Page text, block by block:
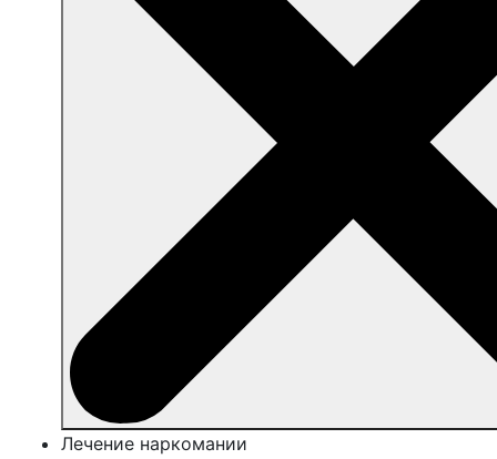
Лечение наркомании